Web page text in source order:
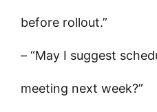
before rollout.”
– “May I suggest
meeting next week?”